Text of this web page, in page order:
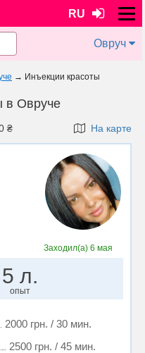
RU
Овруч
→ Инъекции красоты
в Овруче
₴ На карте
Заходил(а) 6 мая
5 л.
опыт
2000 грн. / 30 мин.
2500 грн. / 45 мин.